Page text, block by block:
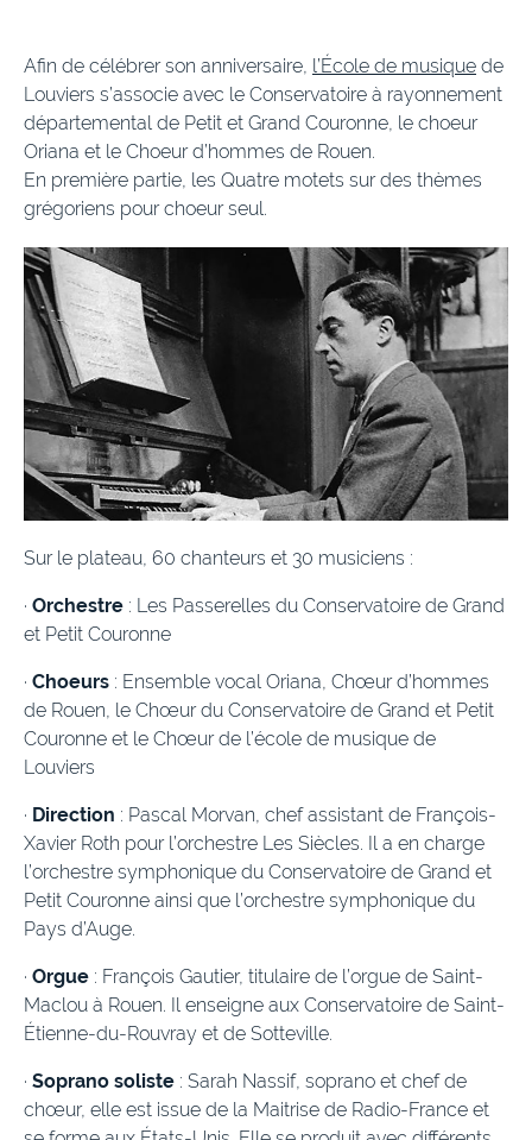
Afin de célébrer son anniversaire, l’École de musique de
Louviers s’associe avec le Conservatoire à rayonnement
départemental de Petit et Grand Couronne, le choeur
Oriana et le Choeur d’hommes de Rouen.
En première partie, les Quatre motets sur des thèmes
grégoriens pour choeur seul.
Sur le plateau, 60 chanteurs et 30 musiciens :
· Orchestre : Les Passerelles du Conservatoire de Grand
et Petit Couronne
· Choeurs : Ensemble vocal Oriana, Chœur d’hommes
de Rouen, le Chœur du Conservatoire de Grand et Petit
Couronne et le Chœur de l’école de musique de
Louviers
· Direction : Pascal Morvan, chef assistant de François-
Xavier Roth pour l’orchestre Les Siècles. Il a en charge
l’orchestre symphonique du Conservatoire de Grand et
Petit Couronne ainsi que l’orchestre symphonique du
Pays d’Auge.
· Orgue : François Gautier, titulaire de l’orgue de Saint-
Maclou à Rouen. Il enseigne aux Conservatoire de Saint-
Étienne-du-Rouvray et de Sotteville.
· Soprano soliste : Sarah Nassif, soprano et chef de
chœur, elle est issue de la Maitrise de Radio-France et